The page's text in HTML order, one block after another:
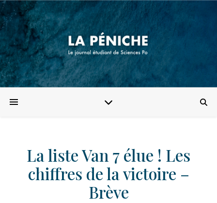
La liste Van 7 élue ! Les
chiffres de la victoire –
Brève